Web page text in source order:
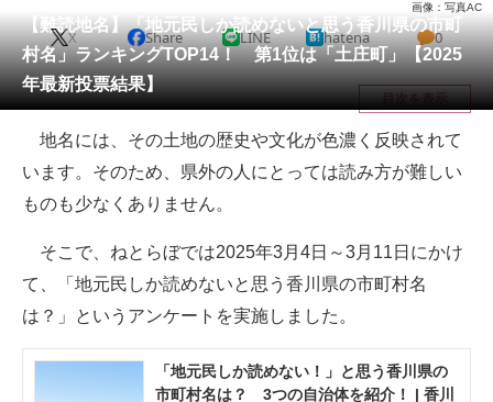
会員記事
メディア
注目記事を集めた総合ページ
ITの今と未来を見通す
スマホと通信の最新トレンド
進化するPCとデバイスの未来
ビジネスと働き方のヒント
AI活用のいまが分かる
【難読地名】「地元民しか読めないと思う香川県の市町
村名」ランキングTOP14！ 第1位は「土庄町」【2025
年最新投票結果】
画像：写真AC
X Share LINE hatena 0
目次を表示
地名には、その土地の歴史や文化が色濃く反映されて
います。そのため、県外の人にとっては読み方が難しい
ものも少なくありません。
そこで、ねとらぼでは2025年3月4日～3月11日にかけ
て、「地元民しか読めないと思う香川県の市町村名
は？」というアンケートを実施しました。
「地元民しか読めない！」と思う香川県の
市町村名は？ 3つの自治体を紹介！ | 香川